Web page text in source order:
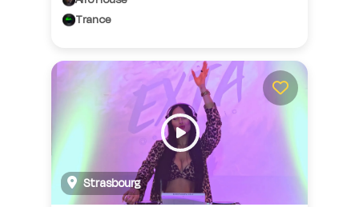
Trance
Strasbourg